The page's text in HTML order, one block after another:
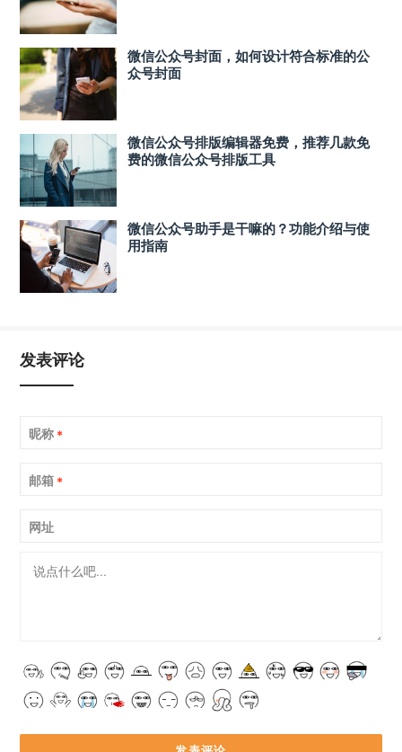
微信公众号封面，如何设计符合标准的公
众号封面
微信公众号排版编辑器免费，推荐几款免
费的微信公众号排版工具
微信公众号助手是干嘛的？功能介绍与使
用指南
发表评论
昵称 *
邮箱 *
网址